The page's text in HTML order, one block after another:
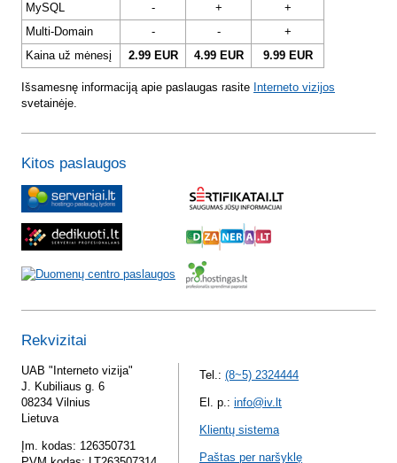
MySQL
- +
+
Multi-Domain
- -
+
Kaina už mėnesį
2.99 EUR 4.99 EUR 9.99 EUR
Išsamesnę informaciją apie paslaugas rasite Interneto vizijos
svetainėje.
Kitos paslaugos
Rekvizitai
UAB "Interneto vizija"
J. Kubiliaus g. 6
08234 Vilnius
Lietuva
Įm. kodas: 126350731
Tel.: (8~5) 2324444
El. p.: info@iv.lt
Klientų sistema
Paštas per naršyklę